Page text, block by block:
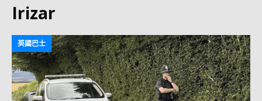
Irizar
英國巴士